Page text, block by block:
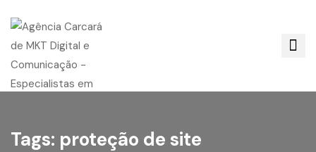
Tags: proteção de site